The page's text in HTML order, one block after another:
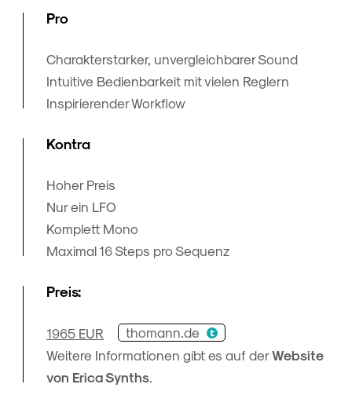
Pro
Charakterstarker, unvergleichbarer Sound
Intuitive Bedienbarkeit mit vielen Reglern
Inspirierender Workflow
Kontra
Hoher Preis
Nur ein LFO
Komplett Mono
Maximal 16 Steps pro Sequenz
Preis:
1965 EUR
thomann.de
Weitere Informationen gibt es auf derWebsite
von Erica Synths